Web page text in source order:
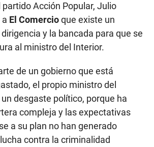
partido Acción Popular, Julio
El Comercioque existe un
y la bancada para que se
al ministro del Interior.
de un gobierno que está
el propio ministro del
desgaste político, porque ha
compleja y las expectativas
a su plan no han generado
contra la criminalidad